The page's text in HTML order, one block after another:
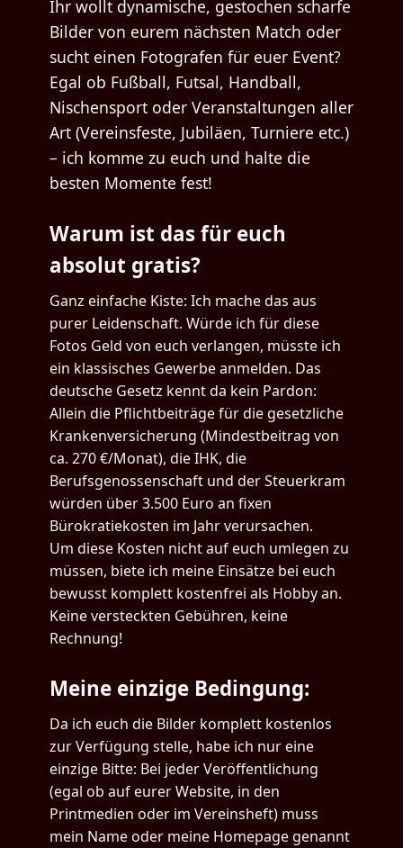
Ihr wollt dynamische, gestochen scharfe
Bilder von eurem nächsten Match oder
sucht einen Fotografen für euer Event?
Egal ob Fußball, Futsal, Handball,
Nischensport oder Veranstaltungen aller
Art (Vereinsfeste, Jubiläen, Turniere etc.)
– ich komme zu euch und halte die
besten Momente fest!
Warum ist das für euch
absolut gratis?
Ganz einfache Kiste: Ich mache das aus
purer Leidenschaft. Würde ich für diese
Fotos Geld von euch verlangen, müsste ich
ein klassisches Gewerbe anmelden. Das
deutsche Gesetz kennt da kein Pardon:
Allein die Pflichtbeiträge für die gesetzliche
Krankenversicherung (Mindestbeitrag von
ca. 270 €/Monat), die IHK, die
Berufsgenossenschaft und der Steuerkram
würden über 3.500 Euro an fixen
Bürokratiekosten im Jahr verursachen.
Um diese Kosten nicht auf euch umlegen zu
müssen, biete ich meine Einsätze bei euch
bewusst komplett kostenfrei als Hobby an.
Keine versteckten Gebühren, keine
Rechnung!
Meine einzige Bedingung:
Da ich euch die Bilder komplett kostenlos
zur Verfügung stelle, habe ich nur eine
einzige Bitte: Bei jeder Veröffentlichung
(egal ob auf eurer Website, in den
Printmedien oder im Vereinsheft) muss
mein Name oder meine Homepage genannt